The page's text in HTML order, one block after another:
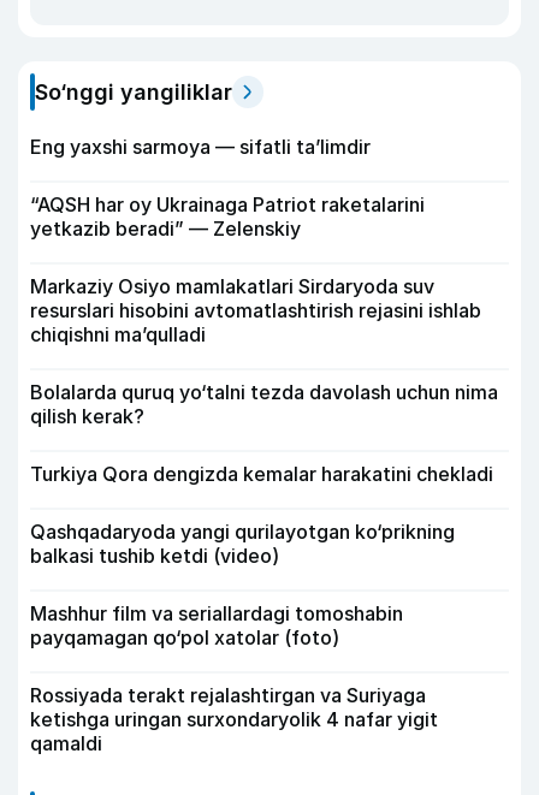
So‘nggi yangiliklar
Eng yaxshi sarmoya — sifatli ta’limdir
“AQSH har oy Ukrainaga Patriot raketalarini
yetkazib beradi” — Zelenskiy
Markaziy Osiyo mamlakatlari Sirdaryoda suv
resurslari hisobini avtomatlashtirish rejasini ishlab
chiqishni ma’qulladi
Bolalarda quruq yo‘talni tezda davolash uchun nima
qilish kerak?
Turkiya Qora dengizda kemalar harakatini chekladi
Qashqadaryoda yangi qurilayotgan ko‘prikning
balkasi tushib ketdi (video)
Mashhur film va seriallardagi tomoshabin
payqamagan qo‘pol xatolar (foto)
Rossiyada terakt rejalashtirgan va Suriyaga
ketishga uringan surxondaryolik 4 nafar yigit
qamaldi